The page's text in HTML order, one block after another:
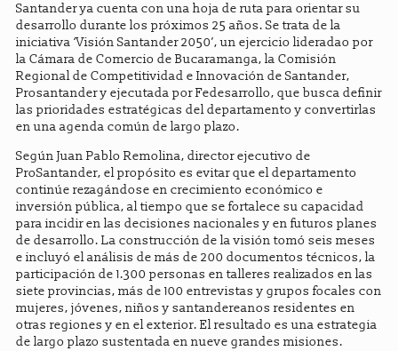
Santander ya cuenta con una hoja de ruta para orientar su
desarrollo durante los próximos 25 años. Se trata de la
iniciativa ‘Visión Santander 2050’, un ejercicio lideradao por
la Cámara de Comercio de Bucaramanga, la Comisión
Regional de Competitividad e Innovación de Santander,
Prosantander y ejecutada por Fedesarrollo, que busca definir
las prioridades estratégicas del departamento y convertirlas
en una agenda común de largo plazo.
Según Juan Pablo Remolina, director ejecutivo de
ProSantander, el propósito es evitar que el departamento
continúe rezagándose en crecimiento económico e
inversión pública, al tiempo que se fortalece su capacidad
para incidir en las decisiones nacionales y en futuros planes
de desarrollo. La construcción de la visión tomó seis meses
e incluyó el análisis de más de 200 documentos técnicos, la
participación de 1.300 personas en talleres realizados en las
siete provincias, más de 100 entrevistas y grupos focales con
mujeres, jóvenes, niños y santandereanos residentes en
otras regiones y en el exterior. El resultado es una estrategia
de largo plazo sustentada en nueve grandes misiones.